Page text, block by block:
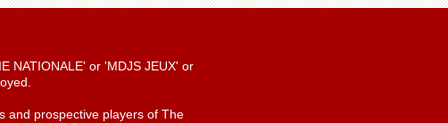
NATIONALE' or 'MDJS JEUX' or
and prospective players of The